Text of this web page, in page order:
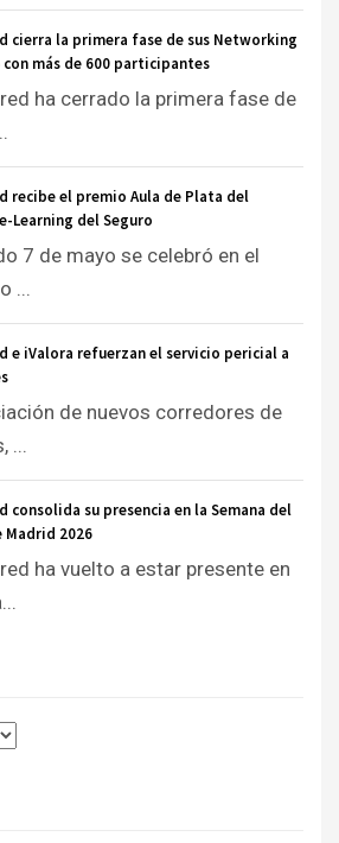
cierra la primera fase de sus Networking
con más de 600 participantes
ha cerrado la primera fase de
recibe el premio Aula de Plata del
Learning del Seguro
7 de mayo se celebró en el
...
e iValora refuerzan el servicio pericial a
de nuevos corredores de
...
consolida su presencia en la Semana del
Madrid 2026
ha vuelto a estar presente en